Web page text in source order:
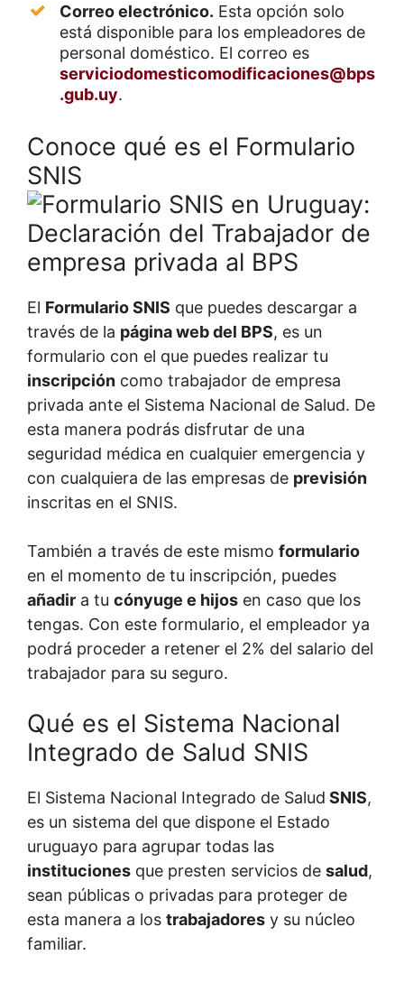
Correo electrónico. Esta opción solo
está disponible para los empleadores de
personal doméstico. El correo es
serviciodomesticomodificaciones@bps
.gub.uy.
Conoce qué es el Formulario
SNIS
El Formulario SNIS que puedes descargar a
través de la página web del BPS, es un
formulario con el que puedes realizar tu
inscripción como trabajador de empresa
privada ante el Sistema Nacional de Salud. De
esta manera podrás disfrutar de una
seguridad médica en cualquier emergencia y
con cualquiera de las empresas de previsión
inscritas en el SNIS.
También a través de este mismo formulario
en el momento de tu inscripción, puedes
añadir a tu cónyuge e hijos en caso que los
tengas. Con este formulario, el empleador ya
podrá proceder a retener el 2% del salario del
trabajador para su seguro.
Qué es el Sistema Nacional
Integrado de Salud SNIS
El Sistema Nacional Integrado de Salud SNIS,
es un sistema del que dispone el Estado
uruguayo para agrupar todas las
instituciones que presten servicios de salud,
sean públicas o privadas para proteger de
esta manera a los trabajadores y su núcleo
familiar.